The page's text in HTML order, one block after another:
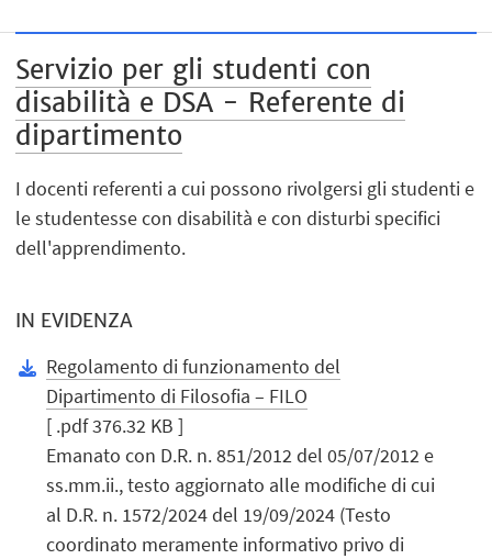
Servizio per gli studenti con
disabilità e DSA - Referente di
dipartimento
I docenti referenti a cui possono rivolgersi gli studenti e
le studentesse con disabilità e con disturbi specifici
dell'apprendimento.
IN EVIDENZA
Regolamento di funzionamento del
Dipartimento di Filosofia – FILO
[ .pdf 376.32 KB ]
Emanato con D.R. n. 851/2012 del 05/07/2012 e
ss.mm.ii., testo aggiornato alle modifiche di cui
al D.R. n. 1572/2024 del 19/09/2024 (Testo
coordinato meramente informativo privo di